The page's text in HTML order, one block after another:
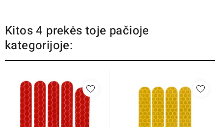
Kitos 4 prekės toje pačioje
kategorijoje: